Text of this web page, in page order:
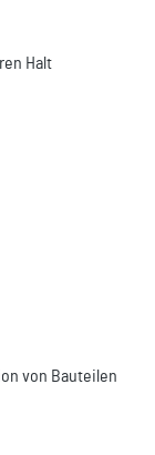
Halt
von Bauteilen